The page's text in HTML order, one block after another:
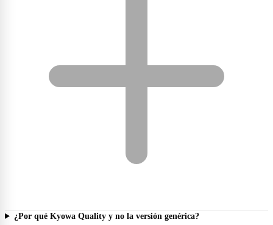
¿Por qué Kyowa Quality y no la versión genérica?